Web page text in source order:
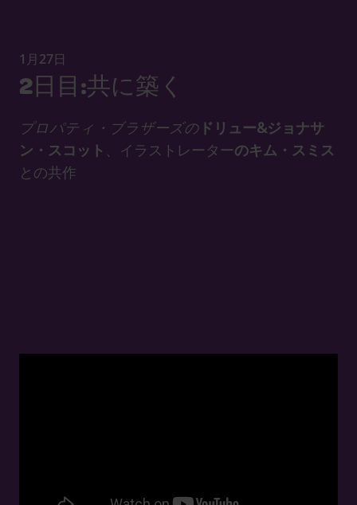
1月27日
2日目:共に築く
プロパティ・ブラザーズの ドリュー&ジョナサ
ン・スコット 、イラストレーターのキム・スミス
との共作